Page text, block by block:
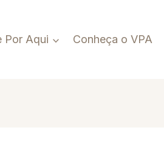
Por Aqui Conheça o VPA